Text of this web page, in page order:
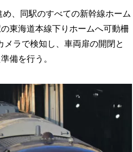
、同駅のすべての新幹線ホーム
東海道本線下りホームへ可動柵
ラで検知し、車両扉の開閉と
備を行う。